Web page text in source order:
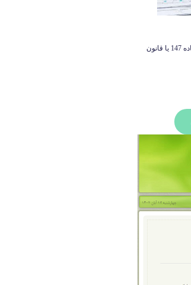
در زیر لینک های لازم برای کسب اطلاعات کامل و کافی در مورد هزینه و نحوه ثبت نام ماده 147 یا قانون